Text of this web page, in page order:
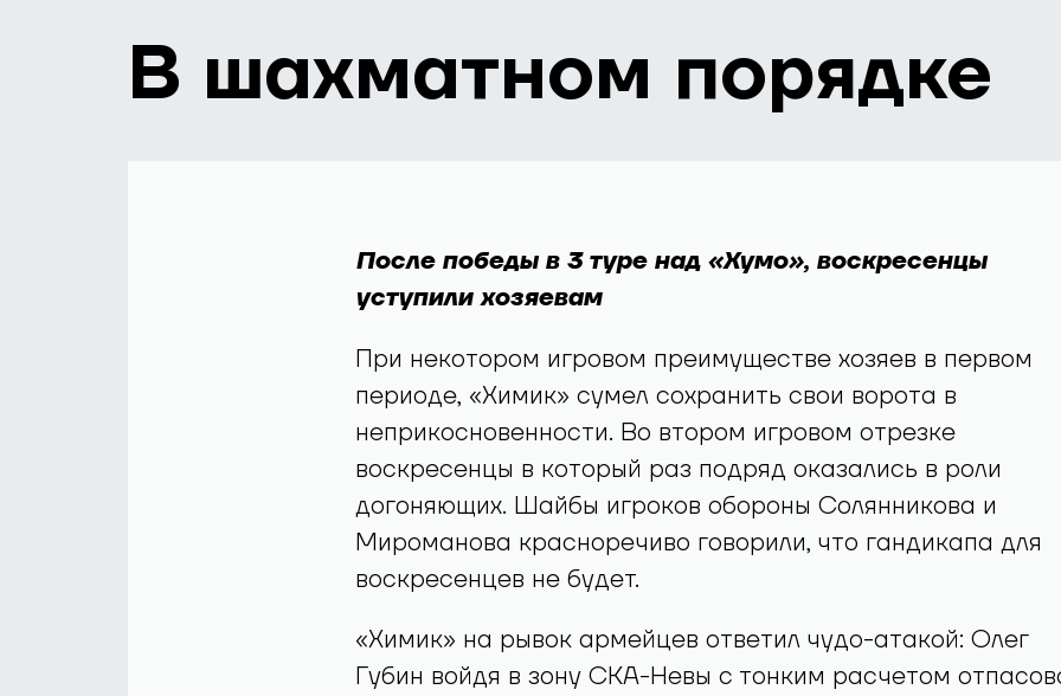
В шахматном порядке
После победы в 3 туре над «Хумо», воскресенцы
уступили хозяевам
При некотором игровом преимуществе хозяев в первом
периоде, «Химик» сумел сохранить свои ворота в
неприкосновенности. Во втором игровом отрезке
воскресенцы в который раз подряд оказались в роли
догоняющих. Шайбы игроков обороны Солянникова и
Мироманова красноречиво говорили, что гандикапа для
воскресенцев не будет.
«Химик» на рывок армейцев ответил чудо-атакой: Олег
Губин войдя в зону СКА-Невы с тонким расчетом